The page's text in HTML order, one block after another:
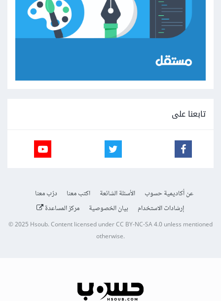
تابعنا على
عن أكاديمية حسوب الأسئلة الشائعة اكتب معنا
درّب معنا
إرشادات الاستخدام
بيان الخصوصية مركز المساعدة
© 2025Hsoub.Content licensed underCC BY-NC-SA 4.0unless mentioned
otherwise.